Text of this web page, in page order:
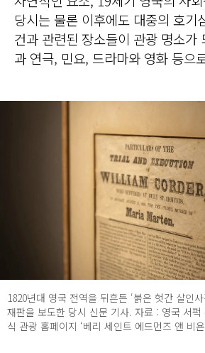
당시는 물론 이후에도 대중의 호기
건과 관련된 장소들이 관광 명소가
과 연극, 민요, 드라마와 영화 등으
1820년대 영국 전역을 뒤흔든 ‘붉은 헛간 살인
재판을 보도한 당시 신문 기사. 자료 : 영국 서
식 관광 홈페이지 ‘베리 세인트 에드먼즈 앤 비욘